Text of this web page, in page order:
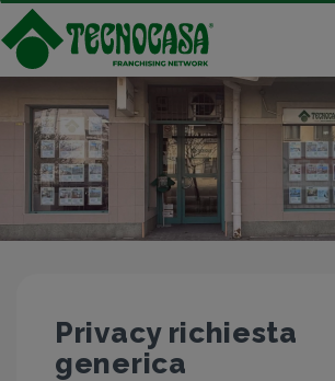
Privacy richiesta
generica